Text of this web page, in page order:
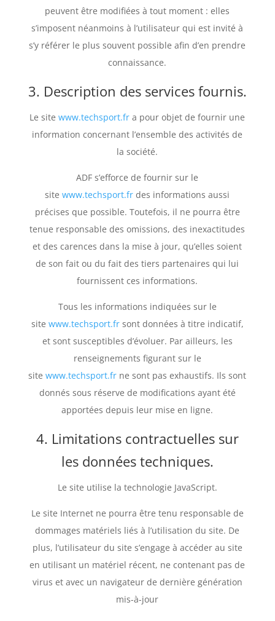
peuvent être modifiées à tout moment : elles
s’imposent néanmoins à l’utilisateur qui est invité à
s’y référer le plus souvent possible afin d’en prendre
connaissance.
3. Description des services fournis.
Le site www.techsport.fr a pour objet de fournir une
information concernant l’ensemble des activités de
la société.
ADF s’efforce de fournir sur le
site www.techsport.fr des informations aussi
précises que possible. Toutefois, il ne pourra être
tenue responsable des omissions, des inexactitudes
et des carences dans la mise à jour, qu’elles soient
de son fait ou du fait des tiers partenaires qui lui
fournissent ces informations.
Tous les informations indiquées sur le
site www.techsport.fr sont données à titre indicatif,
et sont susceptibles d’évoluer. Par ailleurs, les
renseignements figurant sur le
site www.techsport.fr ne sont pas exhaustifs. Ils sont
donnés sous réserve de modifications ayant été
apportées depuis leur mise en ligne.
4. Limitations contractuelles sur
les données techniques.
Le site utilise la technologie JavaScript.
Le site Internet ne pourra être tenu responsable de
dommages matériels liés à l’utilisation du site. De
plus, l’utilisateur du site s’engage à accéder au site
en utilisant un matériel récent, ne contenant pas de
virus et avec un navigateur de dernière génération
mis-à-jour